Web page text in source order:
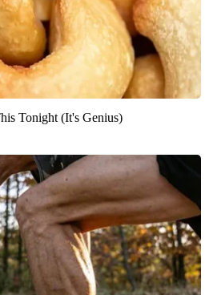
Tonight (It's Genius)